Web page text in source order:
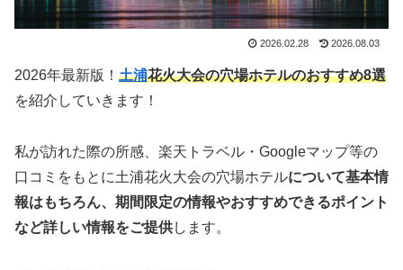
2026.02.28 2026.08.03
2026年最新版！ 土浦花火大会の穴場ホテルのおすすめ8選
を紹介していきます！
私が訪れた際の所感、楽天トラベル・Googleマップ等の
口コミをもとに土浦花火大会の穴場ホテルについて基本情
報はもちろん、期間限定の情報やおすすめできるポイント
など詳しい情報をご提供します。